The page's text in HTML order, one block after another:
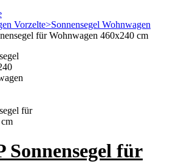
Vorzelte>Sonnensegel Wohnwagen
für Wohnwagen 460x240 cm
Sonnensegel für